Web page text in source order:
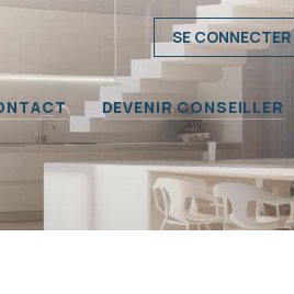
SE CONNECTER
DEVENIR CONSEILLER